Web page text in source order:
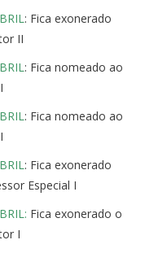
: Fica exonerado
II
: Fica nomeado ao
: Fica nomeado ao
: Fica exonerado
Especial I
Fica exonerado o
I